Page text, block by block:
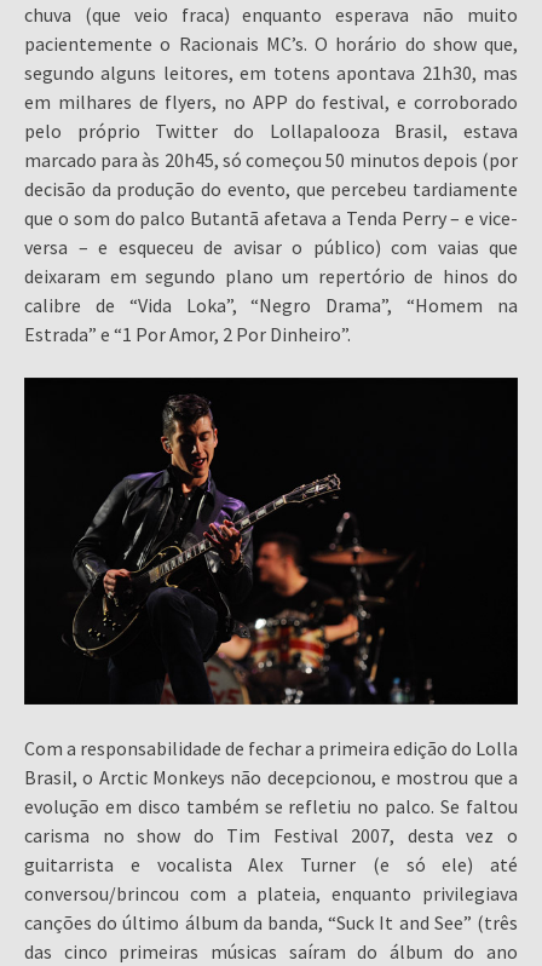
chuva (que veio fraca) enquanto esperava não muito
pacientemente o Racionais MC’s. O horário do show que,
segundo alguns leitores, em totens apontava 21h30, mas
em milhares de flyers, no APP do festival, e corroborado
pelo próprio Twitter do Lollapalooza Brasil, estava
marcado para às 20h45, só começou 50 minutos depois (por
decisão da produção do evento, que percebeu tardiamente
que o som do palco Butantã afetava a Tenda Perry – e vice-
versa – e esqueceu de avisar o público) com vaias que
deixaram em segundo plano um repertório de hinos do
calibre de “Vida Loka”, “Negro Drama”, “Homem na
Estrada” e “1 Por Amor, 2 Por Dinheiro”.
Com a responsabilidade de fechar a primeira edição do Lolla
Brasil, o Arctic Monkeys não decepcionou, e mostrou que a
evolução em disco também se refletiu no palco. Se faltou
carisma no show do Tim Festival 2007, desta vez o
guitarrista e vocalista Alex Turner (e só ele) até
conversou/brincou com a plateia, enquanto privilegiava
canções do último álbum da banda, “Suck It and See” (três
das cinco primeiras músicas saíram do álbum do ano